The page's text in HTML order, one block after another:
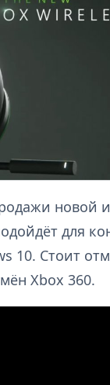
новой
для
10. Стоит
Xbox 360.